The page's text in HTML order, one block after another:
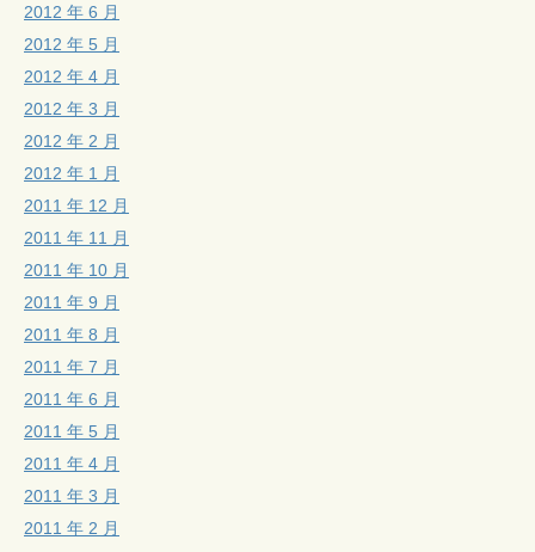
2012 年 6 月
2012 年 5 月
2012 年 4 月
2012 年 3 月
2012 年 2 月
2012 年 1 月
2011 年 12 月
2011 年 11 月
2011 年 10 月
2011 年 9 月
2011 年 8 月
2011 年 7 月
2011 年 6 月
2011 年 5 月
2011 年 4 月
2011 年 3 月
2011 年 2 月